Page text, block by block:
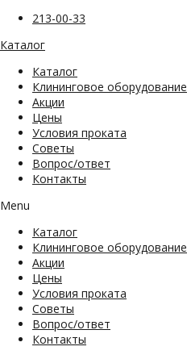
213-00-33
Каталог
Каталог
Клининговое оборудование
Акции
Цены
Условия проката
Советы
Вопрос/ответ
Контакты
Menu
Каталог
Клининговое оборудование
Акции
Цены
Условия проката
Советы
Вопрос/ответ
Контакты